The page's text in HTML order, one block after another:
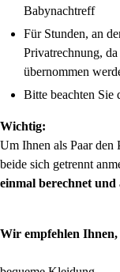
Babynachtreff
Für Stunden, an
Privatrechnung,
übernommen
Bitte beachten Sie
Wichtig:
Um Ihnen als Paar den
beide sich getrennt
einmal berechnet und
Wir empfehlen